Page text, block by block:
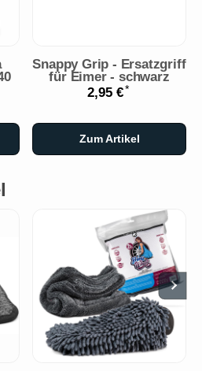
Snappy Grip - Ersatzgriff
für Eimer - schwarz
2,95 €*
Zum Artikel